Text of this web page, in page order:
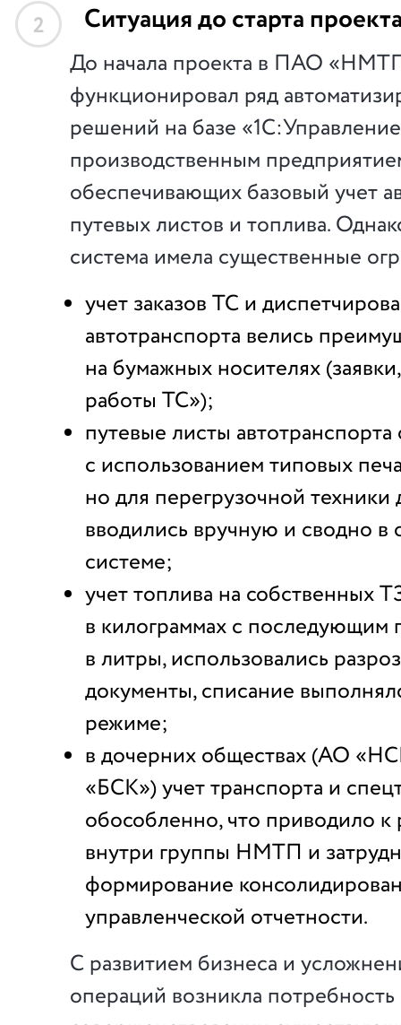
2 Ситуация до старта
До начала проекта в ПАО
функционировал ряд
решений на базе «1С:Управление
производственным
обеспечивающих базовый учет
путевых листов и топлива.
система имела существенные
учет заказов ТС и
автотранспорта велись
на бумажных носителях
работы ТС»);
путевые листы
с использованием типовых
но для перегрузочной техники
вводились вручную и сводно в
системе;
учет топлива на собственных
в килограммах с последующим
в литры, использовались
документы, списание
режиме;
в дочерних обществах (АО
«БСК») учет транспорта и
обособленно, что приводило к
внутри группы НМТП и
формирование
управленческой отчетности.
С развитием бизнеса и
операций возникла